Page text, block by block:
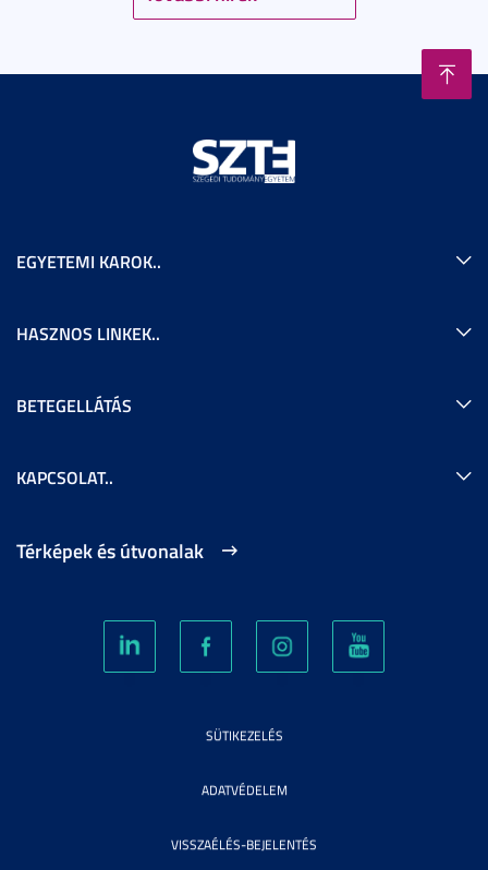
EGYETEMI KAROK..
HASZNOS LINKEK..
BETEGELLÁTÁS
KAPCSOLAT..
Térképek és útvonalak
SÜTIKEZELÉS
ADATVÉDELEM
VISSZAÉLÉS-BEJELENTÉS